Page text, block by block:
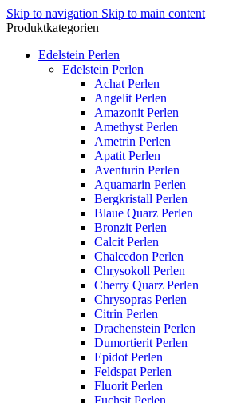
Skip to navigation Skip to main content
Produktkategorien
Edelstein Perlen
Edelstein Perlen
Achat Perlen
Angelit Perlen
Amazonit Perlen
Amethyst Perlen
Ametrin Perlen
Apatit Perlen
Aventurin Perlen
Aquamarin Perlen
Bergkristall Perlen
Blaue Quarz Perlen
Bronzit Perlen
Calcit Perlen
Chalcedon Perlen
Chrysokoll Perlen
Cherry Quarz Perlen
Chrysopras Perlen
Citrin Perlen
Drachenstein Perlen
Dumortierit Perlen
Epidot Perlen
Feldspat Perlen
Fluorit Perlen
Fuchsit Perlen